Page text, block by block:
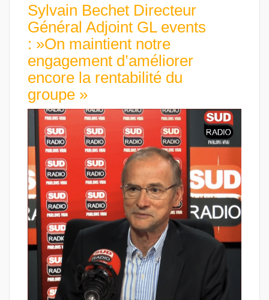
Sylvain Bechet Directeur
Général Adjoint GL events
: »On maintient notre
engagement d’améliorer
encore la rentabilité du
groupe »